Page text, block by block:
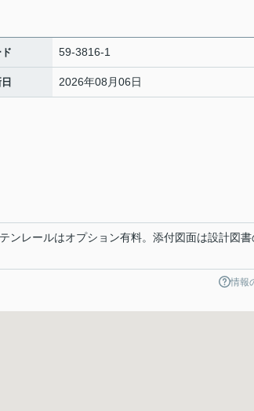
59-3816-1
2026年08月06日
ンレールはオプション有料。添付図面は設計図書
情報